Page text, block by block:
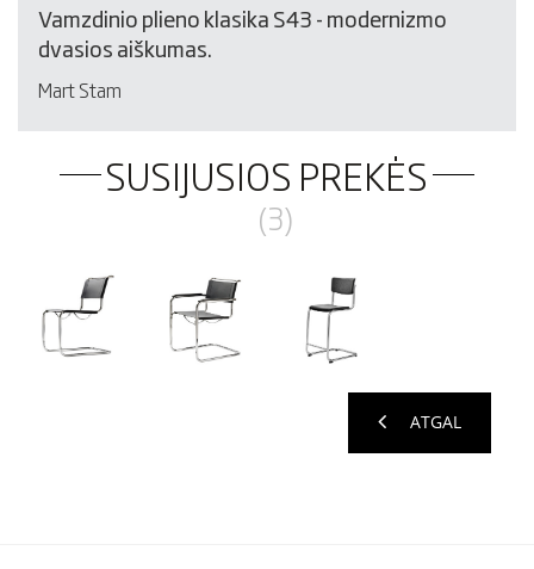
Vamzdinio plieno klasika S43 - modernizmo
dvasios aiškumas.
Mart Stam
SUSIJUSIOS PREKĖS
(3)
ATGAL